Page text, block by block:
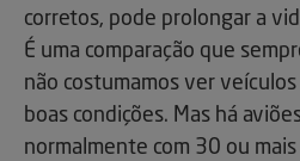
corretos, pode prolongar a
É uma comparação que
não costumamos ver
boas condições. Mas há
normalmente com 30 ou mais